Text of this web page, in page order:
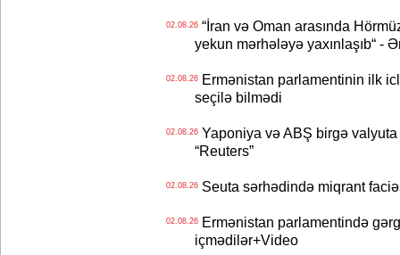
02.08.26“İran və Oman arasında
yekun mərhələyə yaxınlaşıb“ -
02.08.26Ermənistan parlamentinin ilk
seçilə bilmədi
02.08.26Yaponiya və ABŞ birgə valyuta
“Reuters”
02.08.26Seuta sərhədində miqrant
02.08.26Ermənistan parlamentində
içmədilər+Video